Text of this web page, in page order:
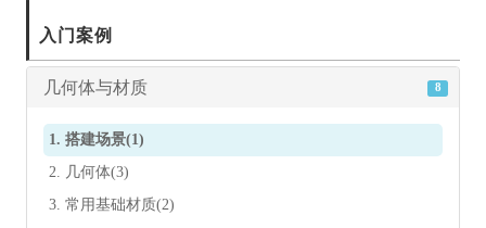
入门案例
几何体与材质 8
1. 搭建场景(1)
2. 几何体(3)
3. 常用基础材质(2)